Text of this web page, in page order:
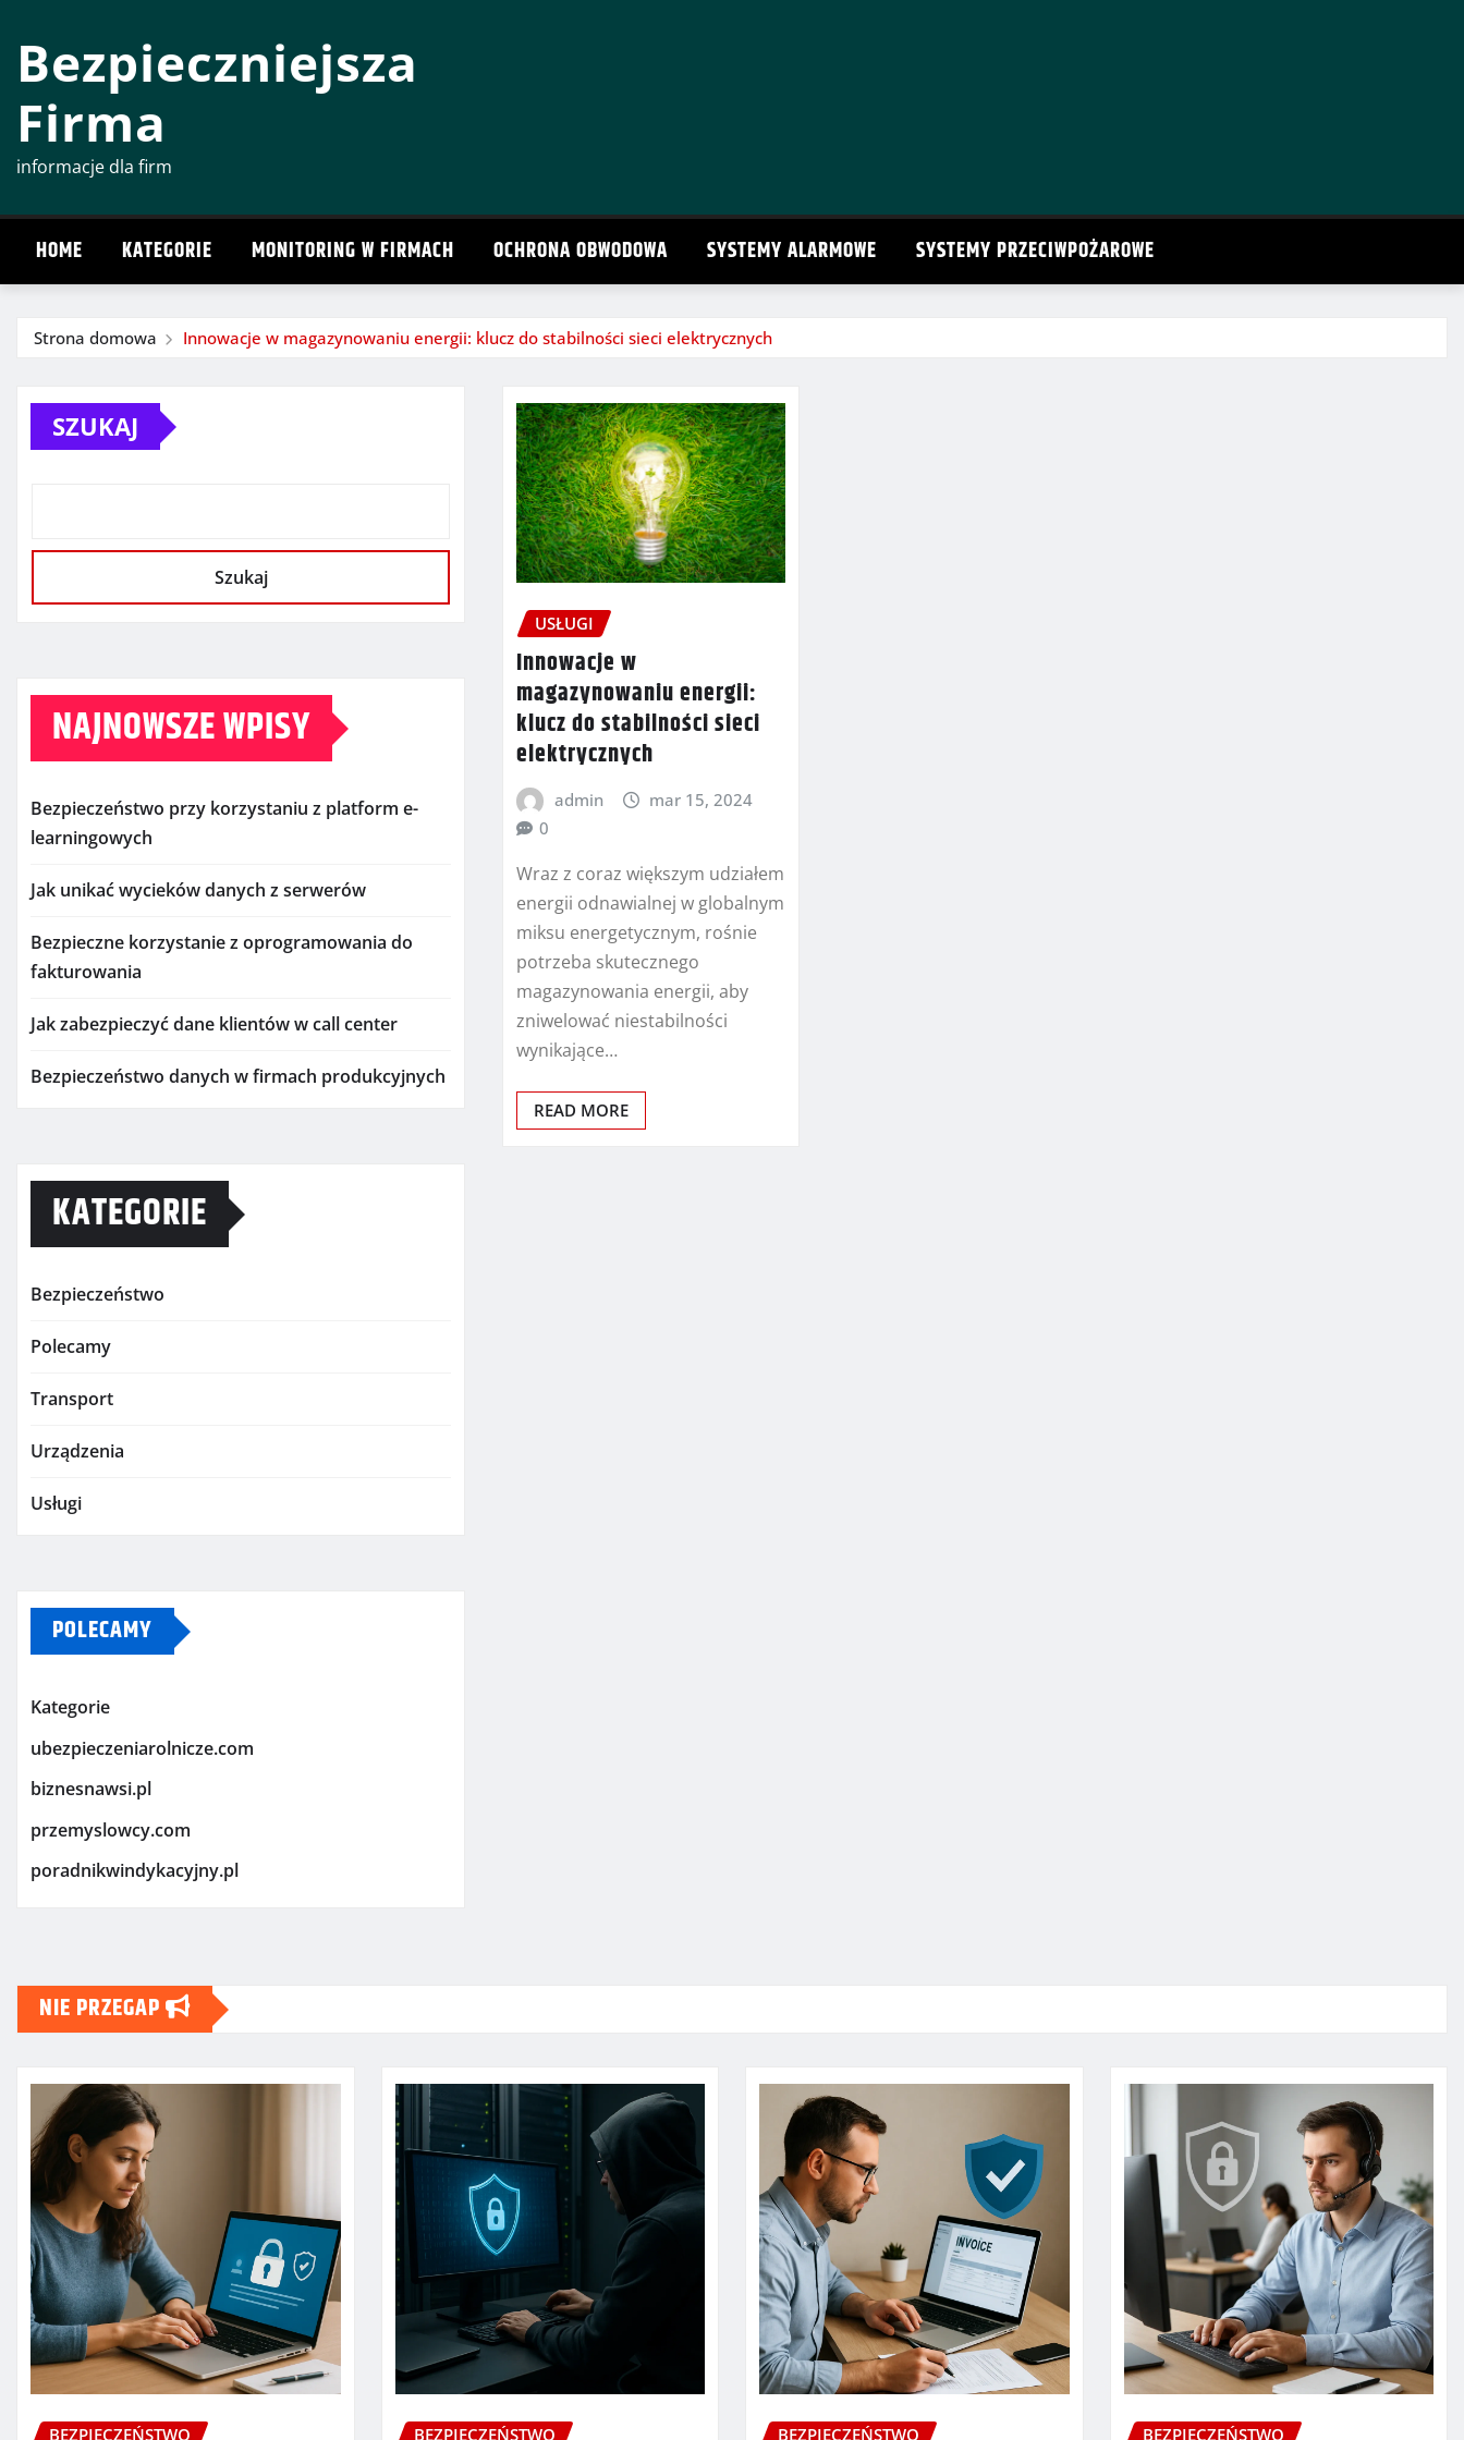
treściBezpieczniejsza
Firma
informacje dla firm
HOME KATEGORIE MONITORING W FIRMACH OCHRONA OBWODOWA SYSTEMY ALARMOWE SYSTEMY PRZECIWPOŻAROWE
Strona domowa Innowacje w magazynowaniu energii: klucz do stabilności sieci elektrycznych
SZUKAJ
Szukaj
NAJNOWSZE WPISY
Bezpieczeństwo przy korzystaniu z platform e-
learningowych
Jak unikać wycieków danych z serwerów
Bezpieczne korzystanie z oprogramowania do
fakturowania
Jak zabezpieczyć dane klientów w call center
Bezpieczeństwo danych w firmach produkcyjnych
KATEGORIE
Bezpieczeństwo
Polecamy
Transport
Urządzenia
Usługi
POLECAMY
Kategorie
ubezpieczeniarolnicze.com
biznesnawsi.pl
przemyslowcy.com
poradnikwindykacyjny.pl
USŁUGI
Innowacje w
magazynowaniu energii:
klucz do stabilności sieci
elektrycznych
admin
mar 15, 2024
0
Wraz z coraz większym udziałem
energii odnawialnej w globalnym
miksu energetycznym, rośnie
potrzeba skutecznego
magazynowania energii, aby
zniwelować niestabilności
wynikające…
READ MORE
NIE PRZEGAP
BEZPIECZEŃSTWO BEZPIECZEŃSTWO BEZPIECZEŃSTWO BEZPIECZEŃSTWO